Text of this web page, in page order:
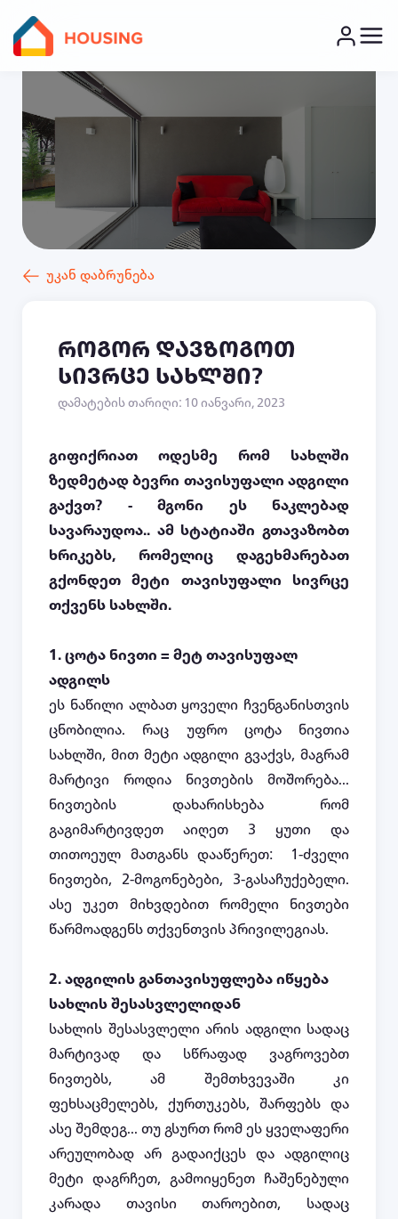
უკან დაბრუნება
როგორ დავზოგოთ
სივრცე სახლში?
დამატების თარიღი: 10 იანვარი, 2023
გიფიქრიათ ოდესმე რომ სახლში
ზედმეტად ბევრი თავისუფალი ადგილი
გაქვთ? -
მგონი ეს ნაკლებად
სავარაუდოა.. ამ სტატიაში გთავაზობთ
ხრიკებს, რომელიც დაგეხმარებათ
გქონდეთ მეტი თავისუფალი სივრცე
თქვენს სახლში.
1. ცოტა ნივთი = მეტ თავისუფალ
ადგილს
ეს ნაწილი ალბათ ყოველი ჩვენგანისთვის
ცნობილია. რაც უფრო ცოტა ნივთია
სახლში, მით მეტი ადგილი გვაქვს, მაგრამ
მარტივი როდია ნივთების მოშორება...
ნივთების დახარისხება რომ
გაგიმარტივდეთ აიღეთ 3 ყუთი და
თითოეულ მათგანს დააწერეთ:
1-ძველი
ნივთები, 2-მოგონებები, 3-გასაჩუქებელი.
ასე უკეთ მიხვდებით რომელი ნივთები
წარმოადგენს თქვენთვის პრივილეგიას.
2. ადგილის განთავისუფლება იწყება
სახლის შესასვლელიდან
სახლის შესასვლელი არის ადგილი სადაც
მარტივად და სწრაფად ვაგროვებთ
ნივთებს, ამ შემთხვევაში კი
ფეხსაცმელებს, ქურთუკებს, შარფებს და
ასე შემდეგ... თუ გსურთ რომ ეს ყველაფერი
არეულობად არ გადაიქცეს და ადგილიც
მეტი დაგრჩეთ, გამოიყენეთ ჩაშენებული
კარადა თავისი თაროებით, სადაც